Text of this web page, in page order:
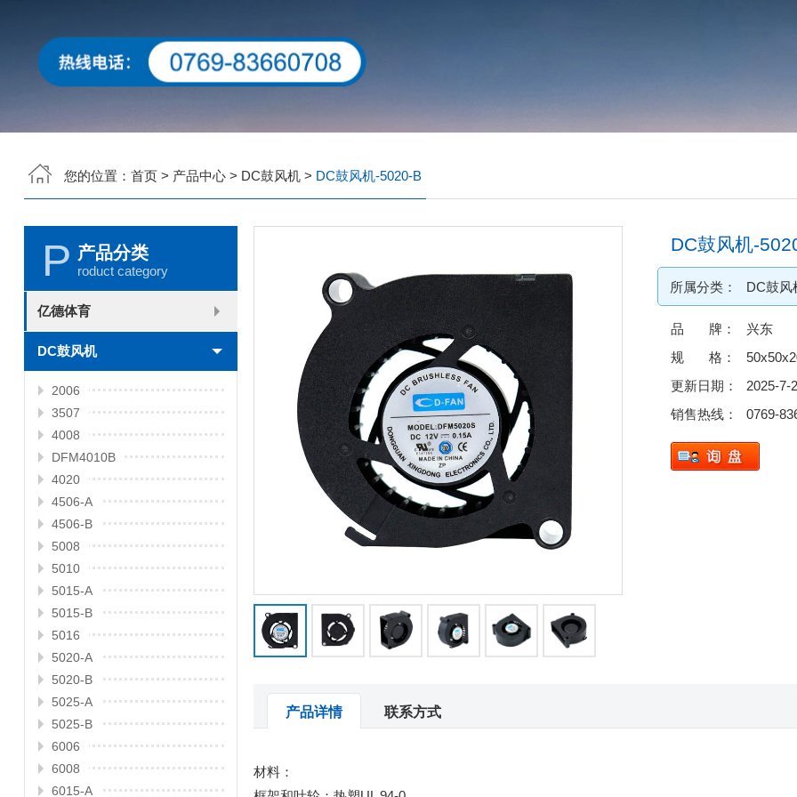
您的位置： 首页> 产品中心> DC鼓风机> DC鼓风机-5020-B
P 产品分类
roduct category
亿德体育
2006
2010
2507
2510
3006
3007
3010
3510
4007
4010-B
4015
4020
4028
4510
5010
5015
5020
5025
6010
6015
6020
6025
6038
7010
7015
7025
8010
8015
8025-A
8025-B
8038
9025-B
8020
9238
1225-A
1225-B
1232
1238-A
1238-B
1425
1751
20060
DC鼓风机
2006
3507
4008
DFM4010B
4020
4506-A
4506-B
5008
5010
5015-A
5015-B
5016
5020-A
5020-B
5025-A
5025-B
6006
6008
6015-A
DC鼓风机-
所属分类： DC鼓风
品 牌：
兴东
规 格：
更新日期：
2025-7-2
销售热线：
0769-
产品详情 联系方式
材料：